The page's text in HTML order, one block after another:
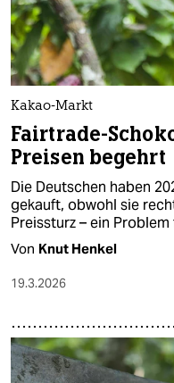
Kakao-Markt
Fairtrade-
Preisen begehrt
Die Deutschen haben
gekauft, obwohl sie
Preissturz – ein
Von Knut Henkel
19.3.2026